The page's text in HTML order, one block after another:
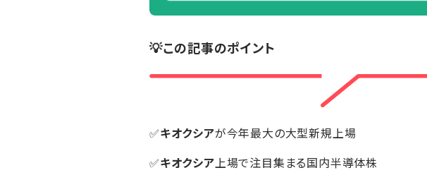
💡この記事のポイント
✅キオクシアが今年最大の大型新規上場
✅キオクシア上場で注目集まる国内半導体株